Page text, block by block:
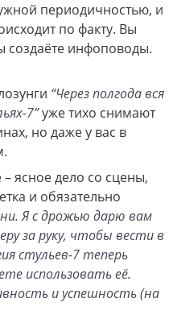
периодичностью, и
по факту. Вы
создаёте инфоповоды.
“Через полгода вся
7”уже тихо снимают
но даже у вас в
ясное дело со сцены,
и обязательно
Я с дрожью дарю вам
за руку, чтобы вести в
стульев-7 теперь
использовать её.
и успешность (на